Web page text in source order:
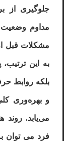
جلوگیری از
مداوم وضعیت
مشکلات قبل
به این ترتیب،
بلکه روابط
و بهره‌وری
می‌یابد. روند
فرد می توان